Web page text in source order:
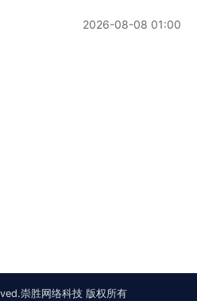
2026-08-08 01:00
崇胜网络科技 版权所有